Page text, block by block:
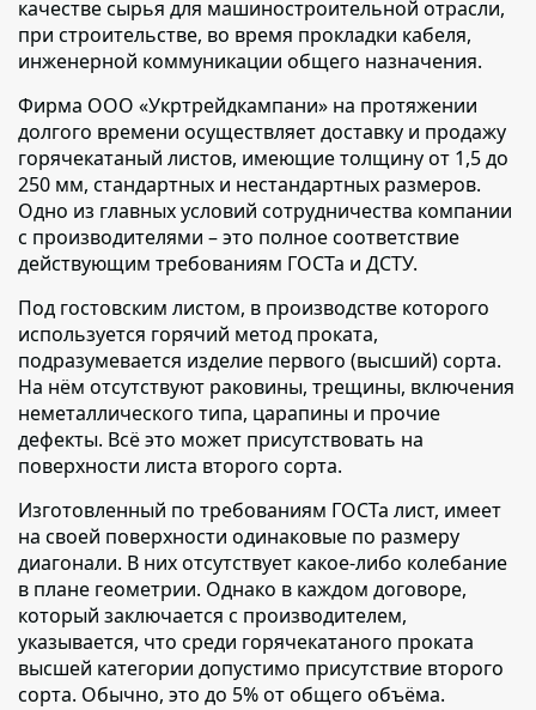
качестве сырья для машиностроительной отрасли,
при строительстве, во время прокладки кабеля,
инженерной коммуникации общего назначения.
Фирма ООО «Укртрейдкампани» на протяжении
долгого времени осуществляет доставку и продажу
горячекатаный листов, имеющие толщину от 1,5 до
250 мм, стандартных и нестандартных размеров.
Одно из главных условий сотрудничества компании
с производителями – это полное соответствие
действующим требованиям ГОСТа и ДСТУ.
Под гостовским листом, в производстве которого
используется горячий метод проката,
подразумевается изделие первого (высший) сорта.
На нём отсутствуют раковины, трещины, включения
неметаллического типа, царапины и прочие
дефекты. Всё это может присутствовать на
поверхности листа второго сорта.
Изготовленный по требованиям ГОСТа лист, имеет
на своей поверхности одинаковые по размеру
диагонали. В них отсутствует какое-либо колебание
в плане геометрии. Однако в каждом договоре,
который заключается с производителем,
указывается, что среди горячекатаного проката
высшей категории допустимо присутствие второго
сорта. Обычно, это до 5% от общего объёма.